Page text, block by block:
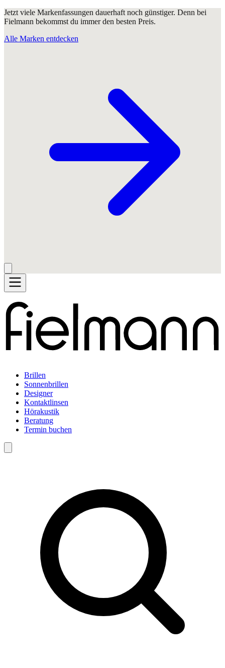
Jetzt viele Markenfassungen dauerhaft noch günstiger. Denn bei
Fielmann bekommst du immer den besten Preis.
Alle Marken entdecken
Brillen
Sonnenbrillen
Designer
Kontaktlinsen
Hörakustik
Beratung
Termin buchen